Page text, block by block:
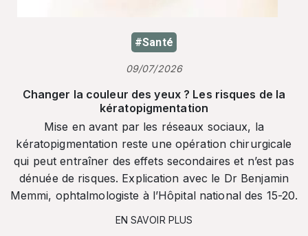
#Santé
09/07/2026
Changer la couleur des yeux ? Les risques de la
kératopigmentation
Mise en avant par les réseaux sociaux, la
kératopigmentation reste une opération chirurgicale
qui peut entraîner des effets secondaires et n’est pas
dénuée de risques. Explication avec le Dr Benjamin
Memmi, ophtalmologiste à l’Hôpital national des 15-20.
EN SAVOIR PLUS